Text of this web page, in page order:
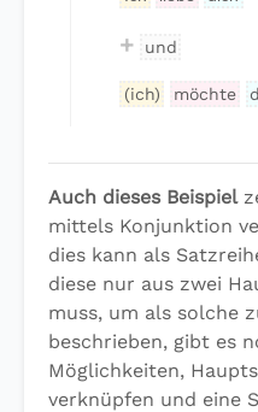
+ und
(ich) möchte
Auch dieses Beispiel
mittels Konjunktion
dies kann als
diese nur aus zwei
muss, um als solche
beschrieben, gibt es
Möglichkeiten,
verknüpfen und eine